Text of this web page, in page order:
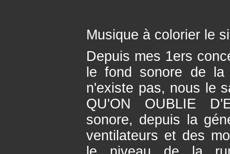
Musique à colorier le
Depuis mes 1ers
le fond sonore de
n'existe pas, nous le
QU'ON OUBLIE
sonore, depuis la
ventilateurs et des